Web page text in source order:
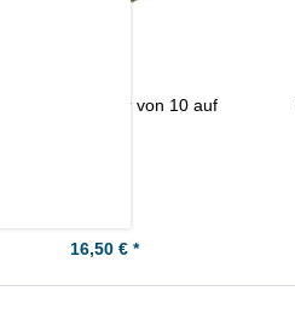
Colortune Adapter von 10 auf
16,50 € *